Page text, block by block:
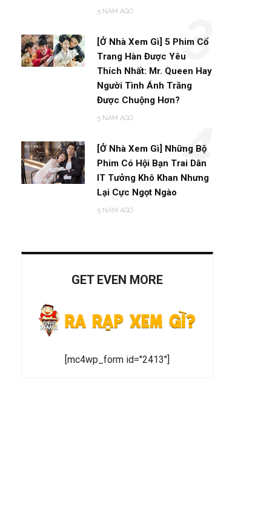
5 NĂM AGO
[Ở Nhà Xem Gì] 5 Phim Cổ
Trang Hàn Được Yêu
Thích Nhất: Mr. Queen Hay
Người Tình Ánh Trăng
Được Chuộng Hơn?
5 NĂM AGO
3
[Ở Nhà Xem Gì] Những Bộ
Phim Có Hội Bạn Trai Dân
IT Tưởng Khô Khan Nhưng
Lại Cực Ngọt Ngào
5 NĂM AGO
4
GET EVEN MORE
[mc4wp_form id="2413"]